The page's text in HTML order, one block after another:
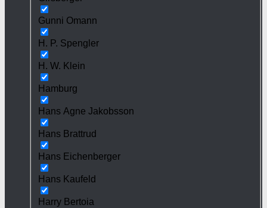
Gunni Omann
H. P. Spengler
H. W. Klein
Hamburg
Hans Agne Jakobsson
Hans Brattrud
Hans Eichenberger
Hans Kaufeld
Harry Bertoia